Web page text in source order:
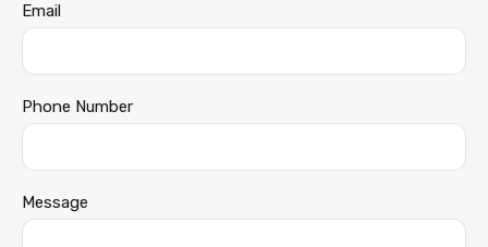
Email
Phone Number
Message